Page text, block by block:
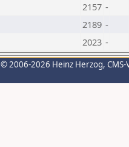
2157 -
2189 -
2023 -
© 2006-2026 Heinz Herzog,